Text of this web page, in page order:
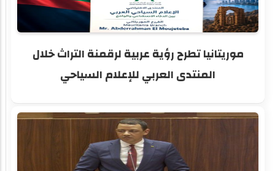
موريتانيا تطرح رؤية عربية لرقمنة التراث خلال
المنتدى العربي للإعلام السياحي